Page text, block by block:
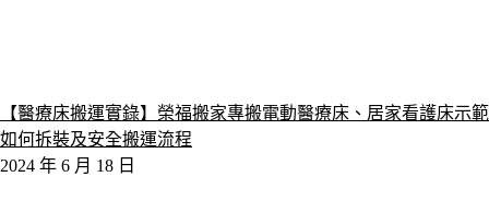
【醫療床搬運實錄】榮福搬家專搬電動醫療床、居家看護床示範
如何拆裝及安全搬運流程
2024 年 6 月 18 日